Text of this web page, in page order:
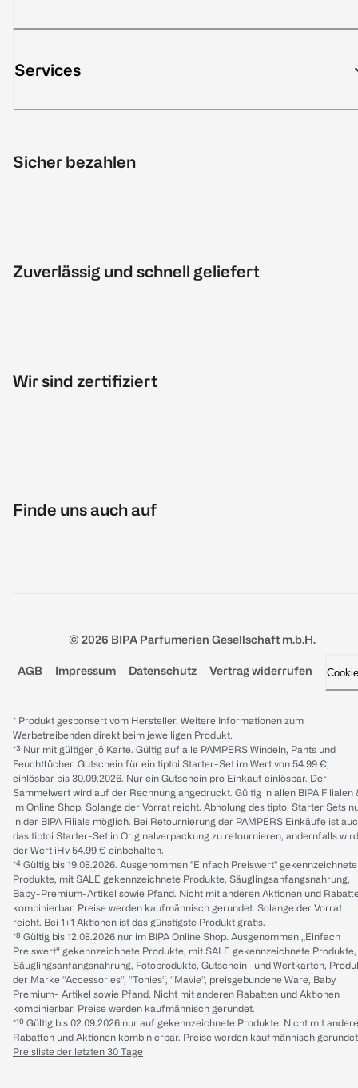
Services
Sicher bezahlen
Zuverlässig und schnell geliefert
Wir sind zertifiziert
Finde uns auch auf
© 2026 BIPA Parfumerien Gesellschaft m.b.H.
AGB Impressum Datenschutz Vertrag widerrufen
* Produkt gesponsert vom Hersteller. Weitere Informationen zum
Werbetreibenden direkt beim jeweiligen Produkt.
*³ Nur mit gültiger jö Karte. Gültig auf alle PAMPERS Windeln, Pants und
Feuchttücher. Gutschein für ein tiptoi Starter-Set im Wert von 54.99 €,
einlösbar bis 30.09.2026. Nur ein Gutschein pro Einkauf einlösbar. Der
Sammelwert wird auf der Rechnung angedruckt. Gültig in allen BIPA Filialen
im Online Shop. Solange der Vorrat reicht. Abholung des tiptoi Starter Sets
in der BIPA Filiale möglich. Bei Retournierung der PAMPERS Einkäufe ist
das tiptoi Starter-Set in Originalverpackung zu retournieren, andernfalls wird
der Wert iHv 54.99 € einbehalten.
*⁴ Gültig bis 19.08.2026. Ausgenommen "Einfach Preiswert" gekennzeichnete
Produkte, mit SALE gekennzeichnete Produkte, Säuglingsanfangsnahrung,
Baby-Premium-Artikel sowie Pfand. Nicht mit anderen Aktionen und
kombinierbar. Preise werden kaufmännisch gerundet. Solange der Vorrat
reicht. Bei 1+1 Aktionen ist das günstigste Produkt gratis.
*⁸ Gültig bis 12.08.2026 nur im BIPA Online Shop. Ausgenommen „Einfach
Preiswert“ gekennzeichnete Produkte, mit SALE gekennzeichnete Produkte,
Säuglingsanfangsnahrung, Fotoprodukte, Gutschein- und Wertkarten,
der Marke “Accessories“, “Tonies“, “Mavie“, preisgebundene Ware, Baby
Premium- Artikel sowie Pfand. Nicht mit anderen Rabatten und Aktionen
kombinierbar. Preise werden kaufmännisch gerundet.
*¹⁰ Gültig bis 02.09.2026 nur auf gekennzeichnete Produkte. Nicht mit
Rabatten und Aktionen kombinierbar. Preise werden kaufmännisch
Preisliste der letzten 30 Tage